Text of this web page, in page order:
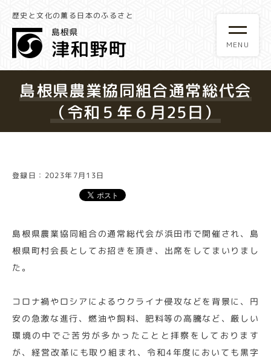
歴史と文化の薫る日本のふるさと
島根県農業協同組合通常総代会
（令和５年６月25日）
登録日：2023年7月13日
島根県農業協同組合の通常総代会が浜田市で開催され、島
根県町村会長としてお招きを頂き、出席をしてまいりまし
た。
コロナ禍やロシアによるウクライナ侵攻などを背景に、円
安の急激な進行、燃油や飼料、肥料等の高騰など、厳しい
環境の中でご苦労が多かったことと拝察をしております
が、経営改革にも取り組まれ、令和4年度においても黒字